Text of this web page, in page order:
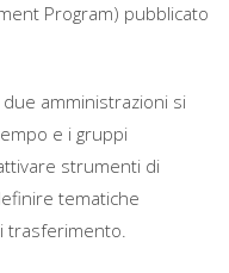
Program) pubblicato
amministrazioni si
e i gruppi
strumenti di
tematiche
trasferimento.